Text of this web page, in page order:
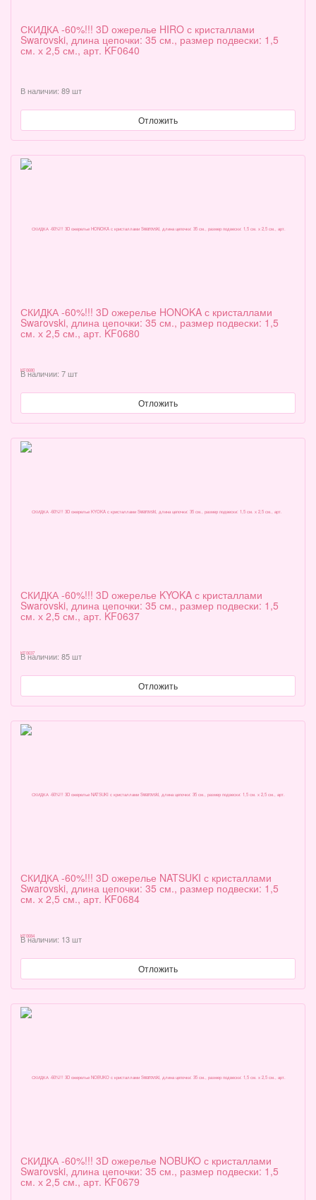
СКИДКА -60%!!! 3D ожерелье HIRO с кристаллами
Swarovski, длина цепочки: 35 см., размер подвески: 1,5
см. х 2,5 см., арт. KF0640
В наличии: 89 шт
Отложить
СКИДКА -60%!!! 3D ожерелье HONOKA с кристаллами
Swarovski, длина цепочки: 35 см., размер подвески: 1,5
см. х 2,5 см., арт. KF0680
В наличии: 7 шт
Отложить
СКИДКА -60%!!! 3D ожерелье KYOKA с кристаллами
Swarovski, длина цепочки: 35 см., размер подвески: 1,5
см. х 2,5 см., арт. KF0637
В наличии: 85 шт
Отложить
СКИДКА -60%!!! 3D ожерелье NATSUKI с кристаллами
Swarovski, длина цепочки: 35 см., размер подвески: 1,5
см. х 2,5 см., арт. KF0684
В наличии: 13 шт
Отложить
СКИДКА -60%!!! 3D ожерелье NOBUKO с кристаллами
Swarovski, длина цепочки: 35 см., размер подвески: 1,5
см. х 2,5 см., арт. KF0679